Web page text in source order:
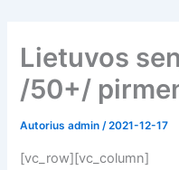
Lietuvos
/50+/
Autorius admin/2021-12-17
[vc_row][vc_column]